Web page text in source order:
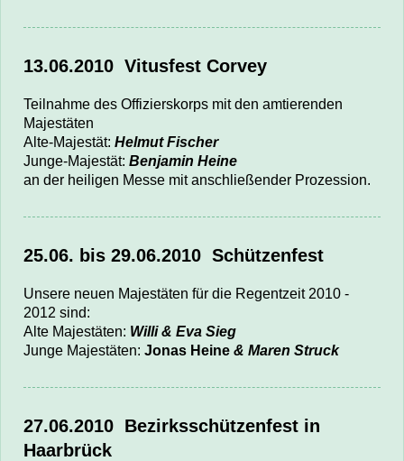
13.06.2010 Vitusfest Corvey
Teilnahme des Offizierskorps mit den amtierenden
Majestäten
Alte-Majestät: Helmut Fischer
Junge-Majestät: Benjamin Heine
an der heiligen Messe mit anschließender Prozession.
25.06. bis 29.06.2010 Schützenfest
Unsere neuen Majestäten für die Regentzeit 2010 -
2012 sind:
Alte Majestäten: Willi & Eva Sieg
Junge Majestäten: Jonas Heine & Maren Struck
27.06.2010 Bezirksschützenfest in
Haarbrück